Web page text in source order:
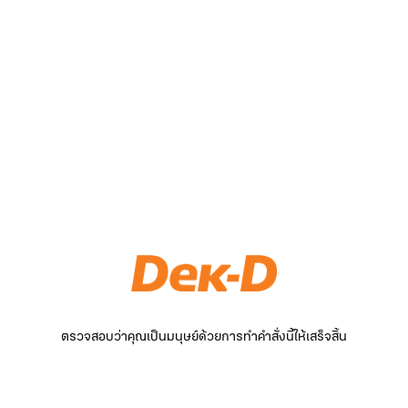
ตรวจสอบว่าคุณเป็นมนุษย์ด้วยการทำคำสั่งนี้ให้เสร็จสิ้น